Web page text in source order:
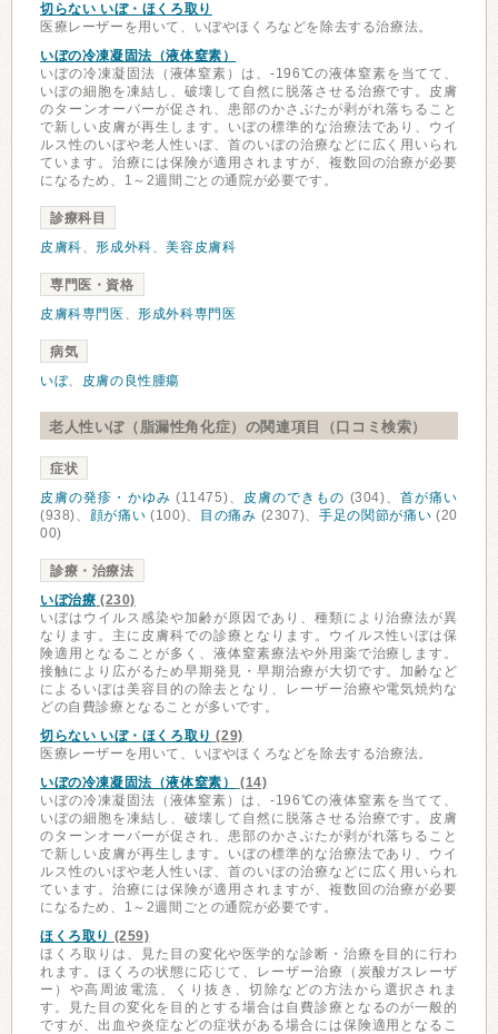
切らない いぼ・ほくろ取り
医療レーザーを用いて、いぼやほくろなどを除去する治療法。
いぼの冷凍凝固法（液体窒素）
いぼの冷凍凝固法（液体窒素）は、-196℃の液体窒素を当てて、
いぼの細胞を凍結し、破壊して自然に脱落させる治療です。皮膚
のターンオーバーが促され、患部のかさぶたが剥がれ落ちること
で新しい皮膚が再生します。いぼの標準的な治療法であり、ウイ
ルス性のいぼや老人性いぼ、首のいぼの治療などに広く用いられ
ています。治療には保険が適用されますが、複数回の治療が必要
になるため、1～2週間ごとの通院が必要です。
診療科目
皮膚科、形成外科、美容皮膚科
専門医・資格
皮膚科専門医 、形成外科専門医
病気
いぼ、 皮膚の良性腫瘍
老人性いぼ（脂漏性角化症）の関連項目（口コミ検索）
症状
皮膚の発疹・かゆみ (11475)、 皮膚のできもの (304)、首が痛い
(938)、 顔が痛い (100)、 目の痛み (2307)、 手足の関節が痛い (20
00)
診療・治療法
いぼ治療 (230)
いぼはウイルス感染や加齢が原因であり、種類により治療法が異
なります。主に皮膚科での診療となります。ウイルス性いぼは保
険適用となることが多く、液体窒素療法や外用薬で治療します。
接触により広がるため早期発見・早期治療が大切です。加齢など
によるいぼは美容目的の除去となり、レーザー治療や電気焼灼な
どの自費診療となることが多いです。
切らない いぼ・ほくろ取り (29)
医療レーザーを用いて、いぼやほくろなどを除去する治療法。
いぼの冷凍凝固法（液体窒素）
(14)
いぼの冷凍凝固法（液体窒素）は、-196℃の液体窒素を当てて、
いぼの細胞を凍結し、破壊して自然に脱落させる治療です。皮膚
のターンオーバーが促され、患部のかさぶたが剥がれ落ちること
で新しい皮膚が再生します。いぼの標準的な治療法であり、ウイ
ルス性のいぼや老人性いぼ、首のいぼの治療などに広く用いられ
ています。治療には保険が適用されますが、複数回の治療が必要
になるため、1～2週間ごとの通院が必要です。
ほくろ取り (259)
ほくろ取りは、見た目の変化や医学的な診断・治療を目的に行わ
れます。ほくろの状態に応じて、レーザー治療（炭酸ガスレーザ
ー）や高周波電流、くり抜き、切除などの方法から選択されま
す。見た目の変化を目的とする場合は自費診療となるのが一般的
ですが、出血や炎症などの症状がある場合には保険適用となるこ